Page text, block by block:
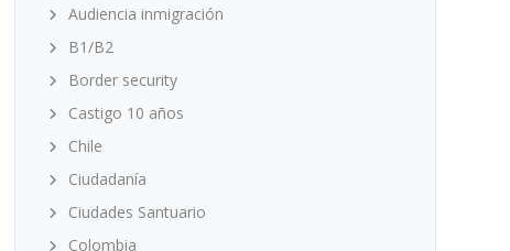
Audiencia inmigración
B1/B2
Border security
Castigo 10 años
Chile
Ciudadanía
Ciudades Santuario
Colombia